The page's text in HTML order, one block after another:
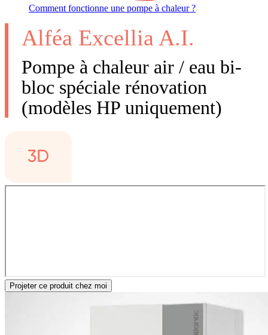
Comment fonctionne une pompe à chaleur ?
Alféa Excellia A.I.
Pompe à chaleur air / eau bi-
bloc spéciale rénovation
(modèles HP uniquement)
Projeter ce produit chez moi